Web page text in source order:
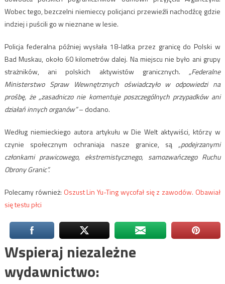
Wobec tego, bezczelni niemieccy policjanci przewieźli nachodźcę gdzie
indziej i puścili go w nieznane w lesie.
Policja federalna później wysłała 18-latka przez granicę do Polski w
Bad Muskau, około 60 kilometrów dalej. Na miejscu nie było ani grupy
strażników, ani polskich aktywistów granicznych.„Federalne
Ministerstwo Spraw Wewnętrznych oświadczyło w odpowiedzi na
prośbę, że „zasadniczo nie komentuje poszczególnych przypadków ani
działań innych organów”– dodano.
Według niemieckiego autora artykułu w Die Welt aktywiści, którzy w
czynie społecznym ochraniaja nasze granice, są„podejrzanymi
członkami prawicowego, ekstremistycznego, samozwańczego Ruchu
Obrony Granic”.
Polecamy również: Oszust Lin Yu-Ting wycofał się z zawodów. Obawiał
się testu płci
Wspieraj niezależne
wydawnictwo: